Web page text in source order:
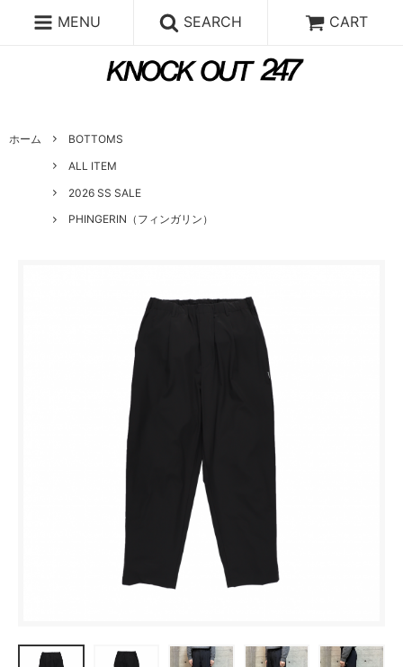
MENU SEARCH CART
ホーム
BOTTOMS
ALL ITEM
2026 SS SALE
PHINGERIN（フィンガリン）